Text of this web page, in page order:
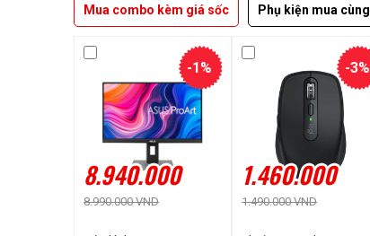
Mua combo kèm giá sốc Phụ kiện mua cùng
8.940.000
8.990.000 VND
-1%
1.460.000
1.490.000 VND
-3%